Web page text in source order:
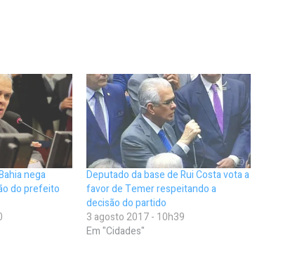
nega
do prefeito
Deputado da base de Rui Costa vota a
favor de Temer respeitando a
decisão do partido
3 agosto 2017 - 10h39
Em "Cidades"